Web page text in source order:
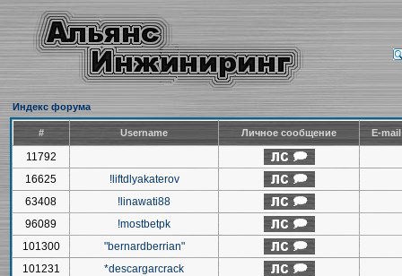
Индекс форума
# Username Личное сообщение E-
11792
16625
!liftdlyakaterov
63408
!linawati88
96089
!mostbetpk
101300
"bernardberrian"
101231
*descargarcrack